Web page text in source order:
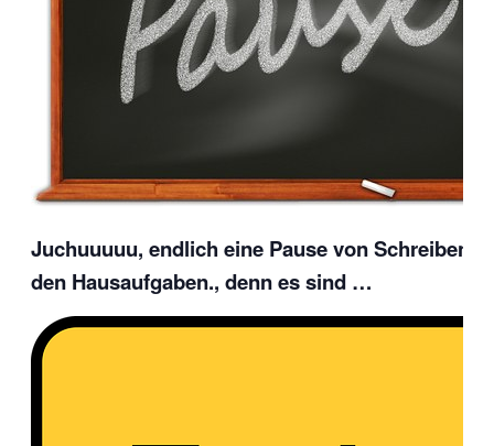
Juchuuuuu, endlich eine Pause von Schreiben,
den Hausaufgaben., denn es sind …